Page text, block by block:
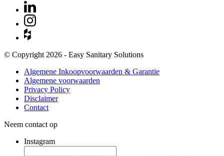
© Copyright 2026 - Easy Sanitary Solutions
Algemene Inkoopvoorwaarden & Garantie
Algemene voorwaarden
Privacy Policy
Disclaimer
Contact
Neem contact op
Instagram